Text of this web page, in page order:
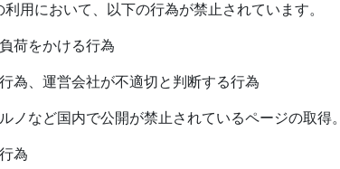
用において、以下の行為が禁止されています。
荷をかける行為
為、運営会社が不適切と判断する行為
ノなど国内で公開が禁止されているページの取得。
為